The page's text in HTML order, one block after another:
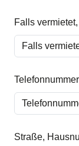
Falls
Straße,